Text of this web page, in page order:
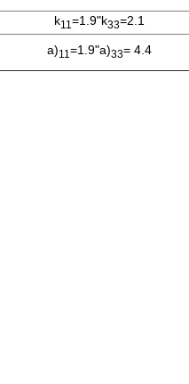
k11 =1.9"k33=2.1
a)11 =1.9"a)33= 4.4